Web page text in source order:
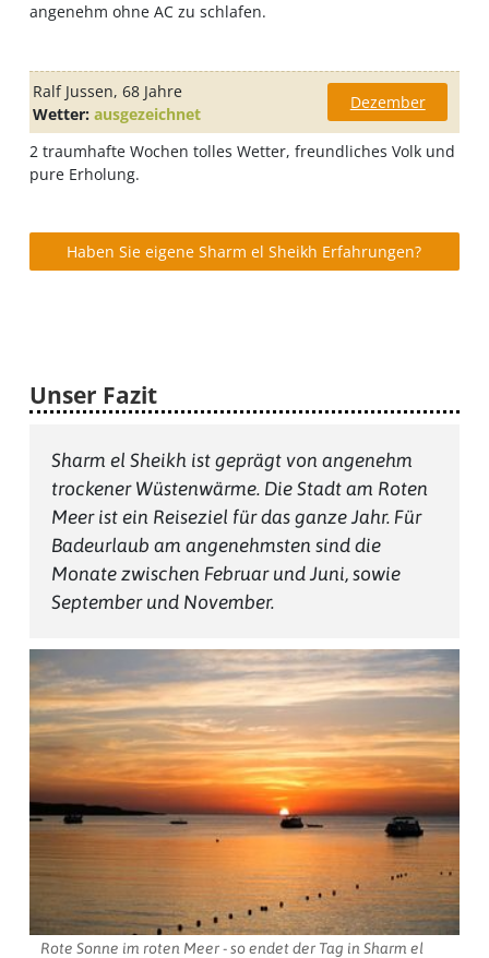
angenehm ohne AC zu schlafen.
Ralf Jussen, 68 Jahre
Dezember
Wetter: ausgezeichnet
2 traumhafte Wochen tolles Wetter, freundliches Volk und
pure Erholung.
Haben Sie eigene Sharm el Sheikh Erfahrungen?
Unser Fazit
Sharm el Sheikh ist geprägt von angenehm
trockener Wüstenwärme. Die Stadt am Roten
Meer ist ein Reiseziel für das ganze Jahr. Für
Badeurlaub am angenehmsten sind die
Monate zwischen Februar und Juni, sowie
September und November.
Rote Sonne im roten Meer - so endet der Tag in Sharm el